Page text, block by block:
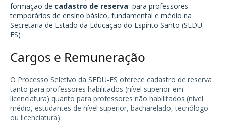
formação de cadastro de reserva para professores
temporários de ensino básico, fundamental e médio na
Secretaria de Estado da Educação do Espírito Santo (SEDU –
ES)
Cargos e Remuneração
O Processo Seletivo da SEDU-ES oferece cadastro de reserva
tanto para professores habilitados (nível superior em
licenciatura) quanto para professores não habilitados (nível
médio, estudantes de nível superior, bacharelado, tecnólogo
ou licenciatura).